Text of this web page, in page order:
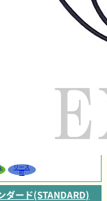
リース
可
ダード(STANDARD)